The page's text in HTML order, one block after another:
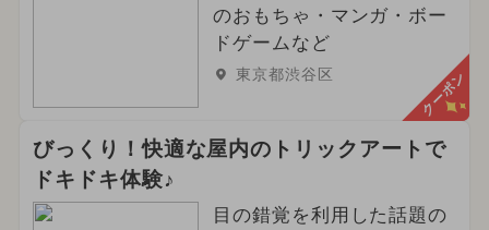
のおもちゃ・マンガ・ボー
ドゲームなど
東京都渋谷区 クーポン
びっくり！快適な屋内のトリックアートで
ドキドキ体験♪
目の錯覚を利用した話題の